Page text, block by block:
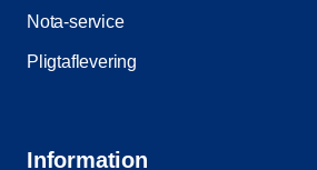
Nota-service
Pligtaflevering
Information